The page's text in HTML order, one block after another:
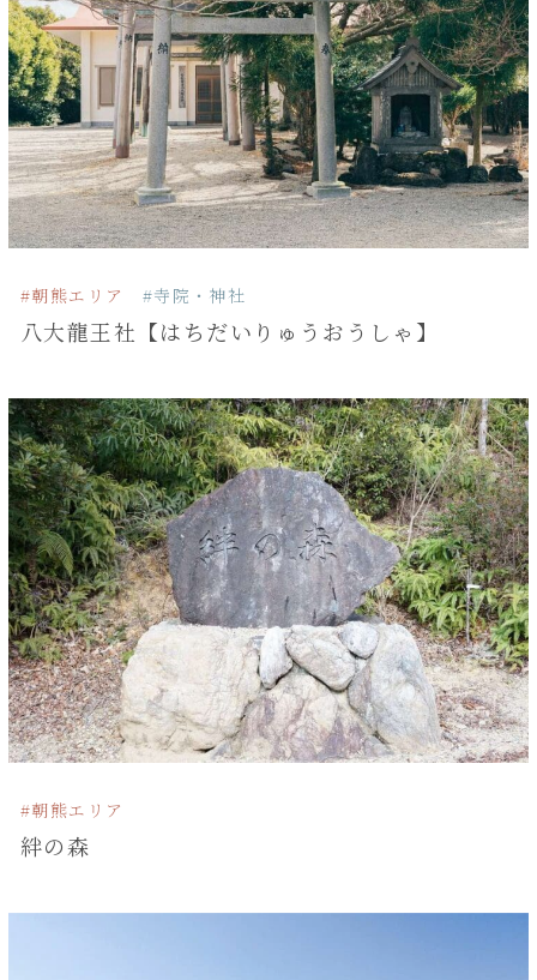
#朝熊エリア #寺院・神社
八大龍王社【はちだいりゅうおうしゃ】
#朝熊エリア
絆の森